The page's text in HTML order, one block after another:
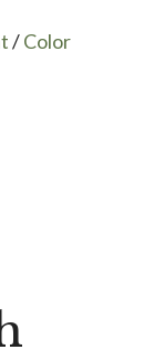
/Color